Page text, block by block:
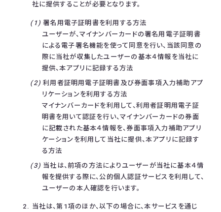
社に提供することが必要となります。
署名用電子証明書を利用する方法
ユーザーが、マイナンバーカードの署名用電子証明書
による電子署名機能を使って同意を行い、当該同意の
際に当社が収集したユーザーの基本４情報を当社に
提供、本アプリに記録する方法
利用者証明用電子証明書及び券面事項入力補助アプ
リケーションを利用する方法
マイナンバーカードを利用して、利用者証明用電子証
明書を用いて認証を行い、マイナンバーカードの券面
に記載された基本４情報を、券面事項入力補助アプリ
ケーションを利用して当社に提供、本アプリに記録す
る方法
当社は、前項の方法によりユーザーが当社に基本４情
報を提供する際に、公的個人認証サービスを利用して、
ユーザーの本人確認を行います。
当社は、第1項のほか、以下の場合に、本サービスを通じ